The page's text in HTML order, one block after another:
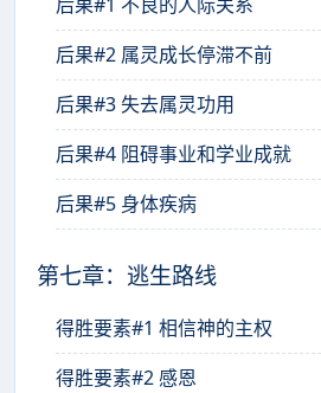
后果#2 属灵成长停滞不前
后果#3 失去属灵功用
后果#4 阻碍事业和学业成就
后果#5 身体疾病
第七章：逃生路线
得胜要素#1 相信神的主权
得胜要素#2 感恩